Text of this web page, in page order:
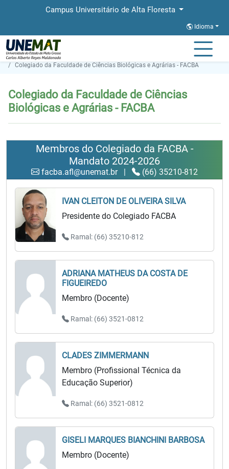
Campus Universitário de Alta Floresta
Idioma
Página Inicial
Colegiado da Faculdade de Ciências Biológicas e Agrárias - FACBA
Colegiado da Faculdade de Ciências
Biológicas e Agrárias - FACBA
Membros do Colegiado da FACBA -
Mandato 2024-2026
facba.afl@unemat.br | (66) 35210-812
IVAN CLEITON DE OLIVEIRA SILVA
Presidente do Colegiado FACBA
Ramal: (66) 35210-812
ADRIANA MATHEUS DA COSTA DE
FIGUEIREDO
Membro (Docente)
Ramal: (66) 3521-0812
CLADES ZIMMERMANN
Membro (Profissional Técnica da
Educação Superior)
Ramal: (66) 3521-0812
GISELI MARQUES BIANCHINI BARBOSA
Membro (Docente)